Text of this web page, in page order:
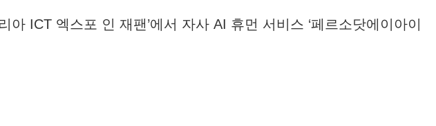
ICT 엑스포 인 재팬’에서 자사 AI 휴먼 서비스 ‘페르소닷에이아이